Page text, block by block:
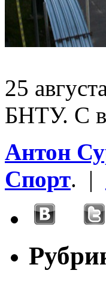
25
БНТУ. С
Антон
Спорт. |